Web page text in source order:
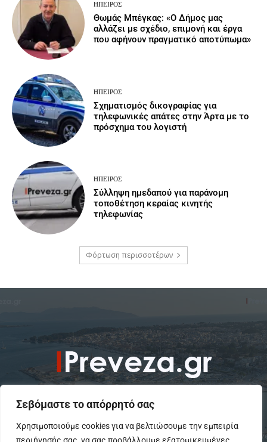
Σεβόμαστε το απόρρητό σας
Χρησιμοποιούμε cookies για να βελτιώσουμε την εμπειρία
ΉΠΕΙΡΟΣ
Θωμάς Μπέγκας: «Ο Δήμος μας
αλλάζει με σχέδιο, επιμονή και έργα
που αφήνουν πραγματικό αποτύπωμα»
ΉΠΕΙΡΟΣ
Σχηματισμός δικογραφίας για
τηλεφωνικές απάτες στην Άρτα με το
πρόσχημα του λογιστή
ΉΠΕΙΡΟΣ
Σύλληψη ημεδαπού για παράνομη
τοποθέτηση κεραίας κινητής
τηλεφωνίας
Φόρτωση περισσοτέρων